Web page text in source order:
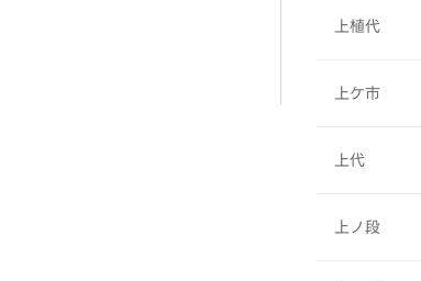
上植代
上ケ市
上代
上ノ段